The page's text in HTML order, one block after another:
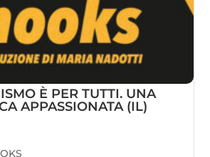
È PER TUTTI. UNA
APPASSIONATA (IL)